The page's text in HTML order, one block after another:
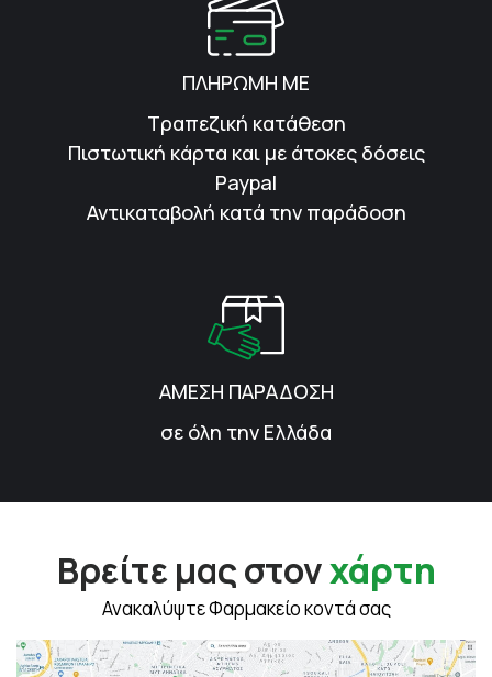
ΠΛΗΡΩΜΗ ΜΕ
Τραπεζική κατάθεση
Πιστωτική κάρτα και με άτοκες δόσεις
Paypal
Αντικαταβολή κατά την παράδοση
ΑΜΕΣΗ ΠΑΡΑΔΟΣΗ
σε όλη την Ελλάδα
Βρείτε μας στονχάρτη
Ανακαλύψτε Φαρμακείο κοντά σας